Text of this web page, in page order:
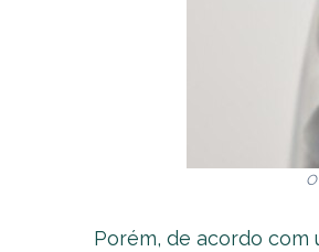
Porém, de acordo com